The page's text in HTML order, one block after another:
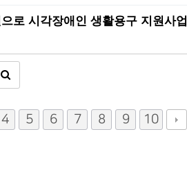
로 시각장애인 생활용구 지원사업
4 5 6 7 8 9 10